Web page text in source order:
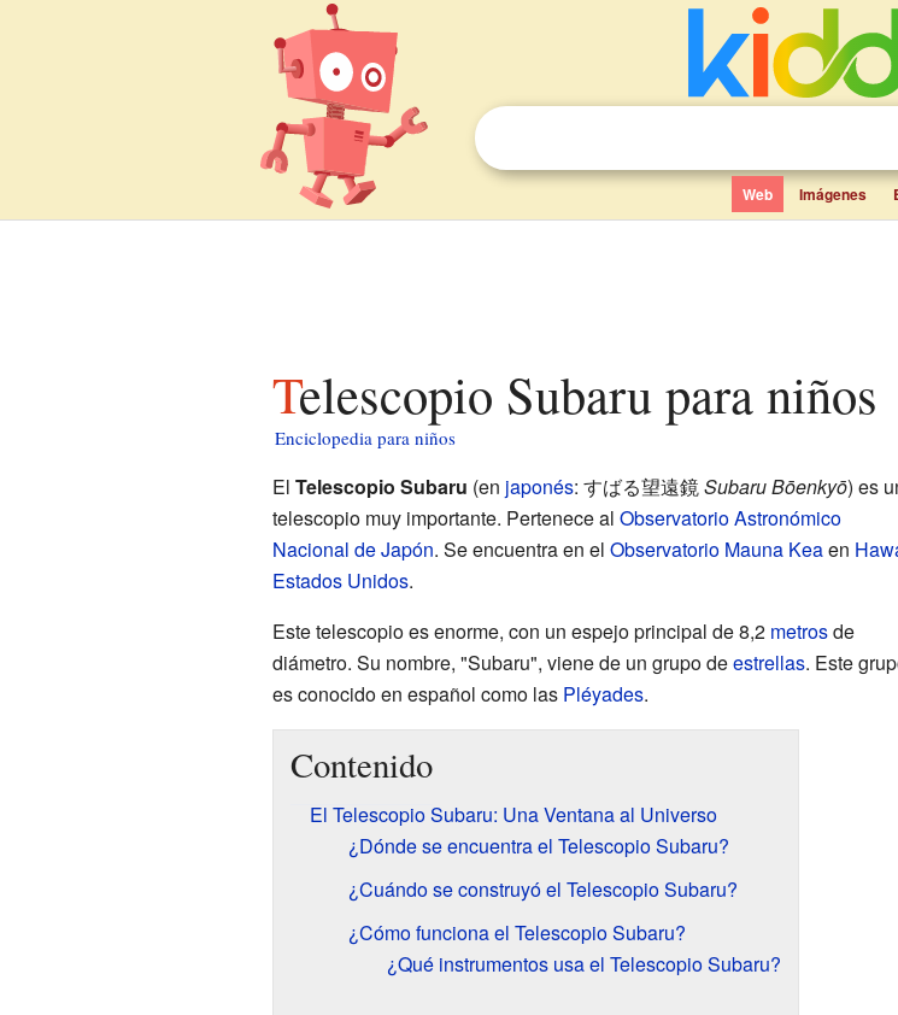
Web Imágenes
Telescopio Subaru para niños
Enciclopedia para niños
El Telescopio Subaru (en japonés: すばる望遠鏡Subaru Bōenkyō) es
telescopio muy importante. Pertenece al Observatorio Astronómico
Nacional de Japón. Se encuentra en el Observatorio Mauna Keaen
Estados Unidos.
Este telescopio es enorme, con un espejo principal de 8,2 metrosde
diámetro. Su nombre, "Subaru", viene de un grupo deestrellas. Este
es conocido en español como las Pléyades.
Contenido
El Telescopio Subaru: Una Ventana al Universo
¿Dónde se encuentra el Telescopio Subaru?
¿Cuándo se construyó el Telescopio Subaru?
¿Cómo funciona el Telescopio Subaru?
¿Qué instrumentos usa el Telescopio Subaru?